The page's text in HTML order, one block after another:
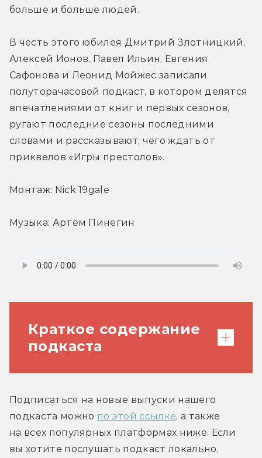
больше и больше людей.
В честь этого юбилея Дмитрий Злотницкий,
Алексей Ионов, Павел Ильин, Евгения
Сафонова и Леонид Мойжес записали
полуторачасовой подкаст, в котором делятся
впечатлениями от книг и первых сезонов,
ругают последние сезоны последними
словами и рассказывают, чего ждать от
приквелов «Игры престолов».
Монтаж: Nick 19gale
Музыка: Артём Пинегин
Краткое содержание
подкаста
00:00 — Приветствие. Кто из нас пил с
Джорджем Мартином.
3:00 — Как мы познакомились с
Подписаться на новые выпуски нашего
подкаста можно по этой ссылке, а также
на всех популярных платформах ниже. Если
вы хотите послушать подкаст локально,